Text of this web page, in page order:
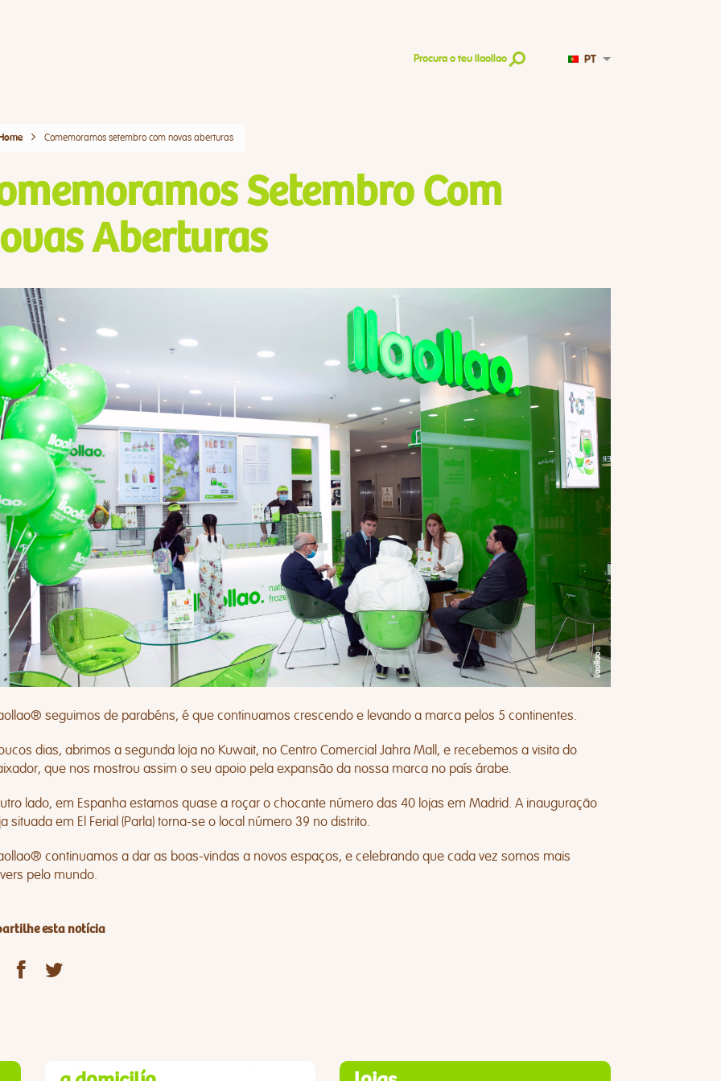
Procura o teu llaollao PT
Comemoramos setembro com novas aberturas
Setembro Com
Aberturas
seguimos de parabéns, é que continuamos crescendo e levando a marca pelos 5 continentes.
dias, abrimos a segunda loja no Kuwait, no Centro Comercial Jahra Mall, e recebemos a visita do
que nos mostrou assim o seu apoio pela expansão da nossa marca no país árabe.
lado, em Espanha estamos quase a roçar o chocante número das 40 lojas em Madrid. A inauguração
situada em El Ferial (Parla) torna-se o local número 39 no distrito.
continuamos a dar as boas-vindas a novos espaços, e celebrando que cada vez somos mais
pelo mundo.
esta notícia